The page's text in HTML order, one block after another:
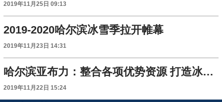
2019年11月25日 09:13
2019-2020哈尔滨冰雪季拉开帷幕
2019年11月23日 14:31
哈尔滨亚布力：整合各项优势资源 打造冰雪文旅新体验
2019年11月22日 15:24